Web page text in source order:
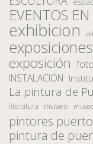
EVENTOS
exhibicion
exposición
INSTALACION
La pintura de
literatura museo
pintores
pintura de